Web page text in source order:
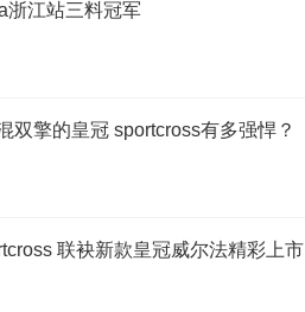
浙江站三料冠军
双擎的皇冠 sportcross有多强悍？
联袂新款皇冠威尔法精彩上市